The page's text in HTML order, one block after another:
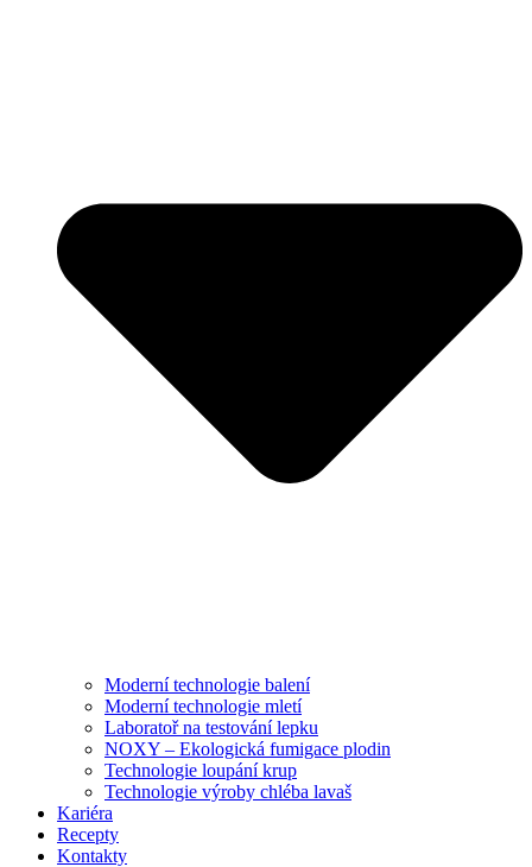
Moderní technologie balení
Moderní technologie mletí
Laboratoř na testování lepku
NOXY – Ekologická fumigace plodin
Technologie loupání krup
Technologie výroby chléba lavaš
Kariéra
Recepty
Kontakty